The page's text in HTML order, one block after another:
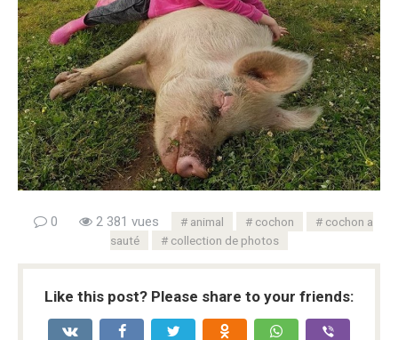
0 2 381 vues animal cochon
cochon a
sauté
collection de photos
Like this post? Please share to your friends: